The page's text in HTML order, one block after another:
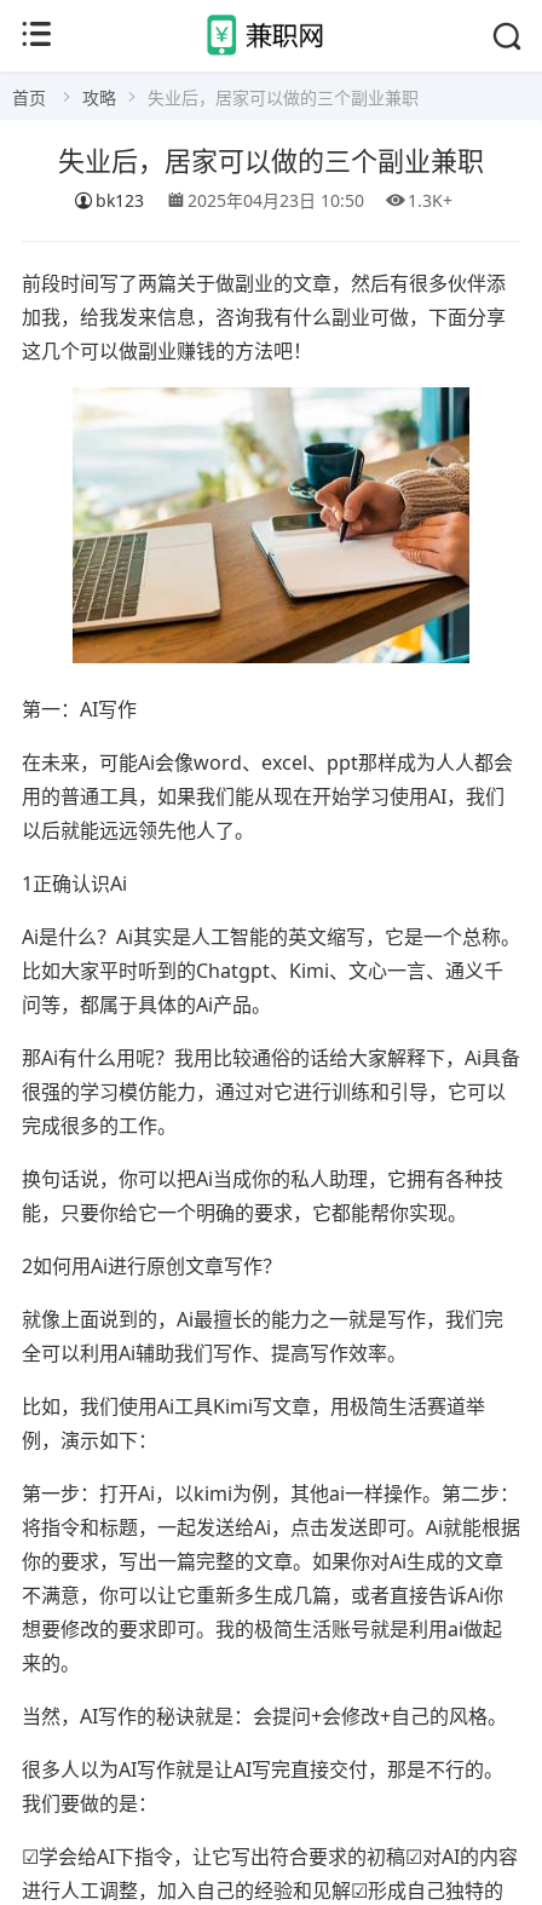
首页 攻略 失业后，居家可以做的三个副业兼职
失业后，居家可以做的三个副业兼职
bk123 2025年04月23日 10:50 1.3K+
前段时间写了两篇关于做副业的文章，然后有很多伙伴添
加我，给我发来信息，咨询我有什么副业可做，下面分享
这几个可以做副业赚钱的方法吧！
第一：AI写作
在未来，可能Ai会像word、excel、ppt那样成为人人都会
用的普通工具，如果我们能从现在开始学习使用AI，我们
以后就能远远领先他人了。
1️正确认识Ai
Ai是什么？Ai其实是人工智能的英文缩写，它是一个总称。
比如大家平时听到的Chatgpt、Kimi、文心一言、通义千
问等，都属于具体的Ai产品。
那Ai有什么用呢？我用比较通俗的话给大家解释下，Ai具备
很强的学习模仿能力，通过对它进行训练和引导，它可以
完成很多的工作。
换句话说，你可以把Ai当成你的私人助理，它拥有各种技
能，只要你给它一个明确的要求，它都能帮你实现。
2️如何用Ai进行原创文章写作？
就像上面说到的，Ai最擅长的能力之一就是写作，我们完
全可以利用Ai辅助我们写作、提高写作效率。
比如，我们使用Ai工具Kimi写文章，用极简生活赛道举
例，演示如下：
第一步：打开Ai，以kimi为例，其他ai一样操作。第二步：
将指令和标题，一起发送给Ai，点击发送即可。Ai就能根据
你的要求，写出一篇完整的文章。如果你对Ai生成的文章
不满意，你可以让它重新多生成几篇，或者直接告诉Ai你
想要修改的要求即可。我的极简生活账号就是利用ai做起
来的。
当然，AI写作的秘诀就是：会提问+会修改+自己的风格。
很多人以为AI写作就是让AI写完直接交付，那是不行的。
我们要做的是：
☑︎学会给AI下指令，让它写出符合要求的初稿☑︎对AI的内容
进行人工调整，加入自己的经验和见解☑︎形成自己独特的